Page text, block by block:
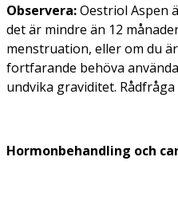
Observera:Oestriol Aspen
det är mindre än 12
menstruation, eller om du
fortfarande behöva
undvika graviditet. Rådfråga
Hormonbehandling och